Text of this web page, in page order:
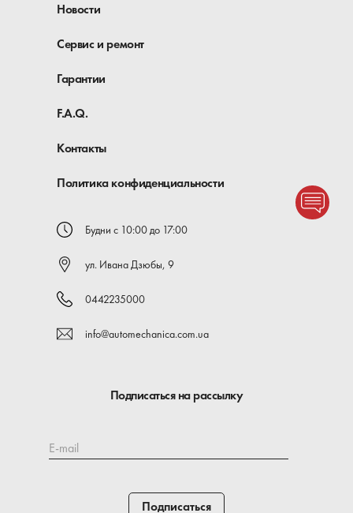
Новости
Сервис и ремонт
Гарантии
F.A.Q.
Контакты
Политика конфиденциальности
Будни с 10:00 до 17:00
ул. Ивана Дзюбы, 9
0442235000
info@automechanica.com.ua
Подписаться на рассылку
E-mail
Подписаться